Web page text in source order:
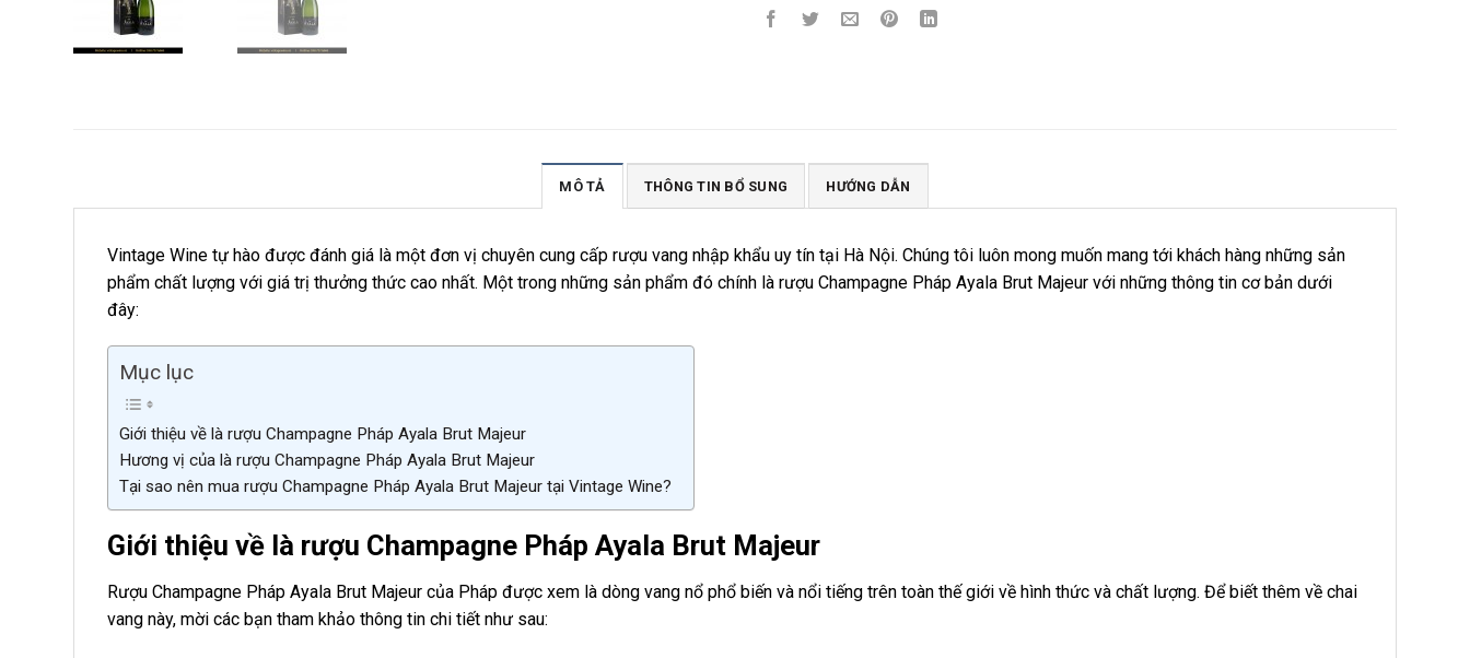
MÔ TẢ THÔNG TIN BỔ SUNG HƯỚNG DẪN
Vintage Wine tự hào được đánh giá là một đơn vị chuyên cung cấp rượu vang nhập khẩu uy tín tại Hà Nội. Chúng tôi luôn mong muốn mang tới khách hàng những sản
phẩm chất lượng với giá trị thưởng thức cao nhất. Một trong những sản phẩm đó chính là rượu Champagne Pháp Ayala Brut Majeur với những thông tin cơ bản dưới
đây:
Mục lục
Giới thiệu về là rượu Champagne Pháp Ayala Brut Majeur
Hương vị của là rượu Champagne Pháp Ayala Brut Majeur
Tại sao nên mua rượu Champagne Pháp Ayala Brut Majeur tại Vintage Wine?
Giới thiệu về là rượu Champagne Pháp Ayala Brut Majeur
Rượu Champagne Pháp Ayala Brut Majeur của Pháp được xem là dòng vang nổ phổ biến và nổi tiếng trên toàn thế giới về hình thức và chất lượng. Để biết thêm về chai
vang này, mời các bạn tham khảo thông tin chi tiết như sau: